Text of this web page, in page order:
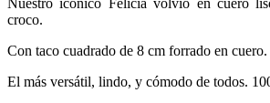
croco.
Con taco cuadrado de 8 cm forrado en cuero.
El más versátil, lindo, y cómodo de todos.